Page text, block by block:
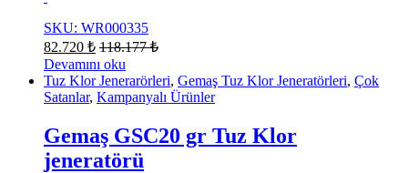
SKU: WR000335
82.720 ₺ 118.177₺
Devamını oku
Tuz Klor Jenerarörleri, Gemaş Tuz Klor Jeneratörleri, Çok
Satanlar, Kampanyalı Ürünler
Gemaş GSC20 gr Tuz Klor
jeneratörü